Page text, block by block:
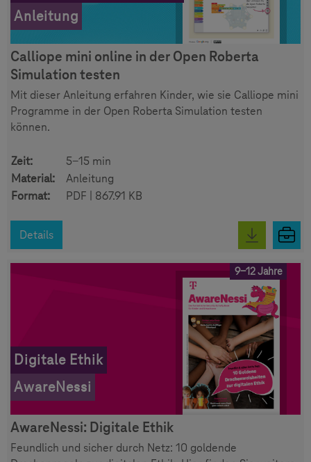
Anleitung
Calliope mini online in der Open Roberta
Simulation testen
Mit dieser Anleitung erfahren Kinder, wie sie Calliope mini
Programme in der Open Roberta Simulation testen
können.
Zeit:
5-15 min
Material:
Anleitung
Format:
PDF | 867.91 KB
Details
9-12 Jahre
Digitale Ethik
AwareNessi
AwareNessi: Digitale Ethik
Feundlich und sicher durch Netz: 10 goldende